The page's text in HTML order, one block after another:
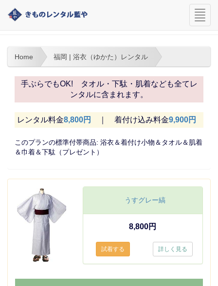
navi
福岡 | 浴衣（ゆかた）レンタル
Home 福岡 | 浴衣（ゆかた）レンタル
手ぶらでもOK! タオル・下駄・肌着なども全てレ
ンタルに含まれます。
レンタル料金8,800円 ｜ 着付け込み料金9,900円
このプランの標準付帯商品: 浴衣＆着付け小物＆タオル＆肌着
＆巾着＆下駄（プレゼント）
うすグレー縞
8,800円
詳しく見る